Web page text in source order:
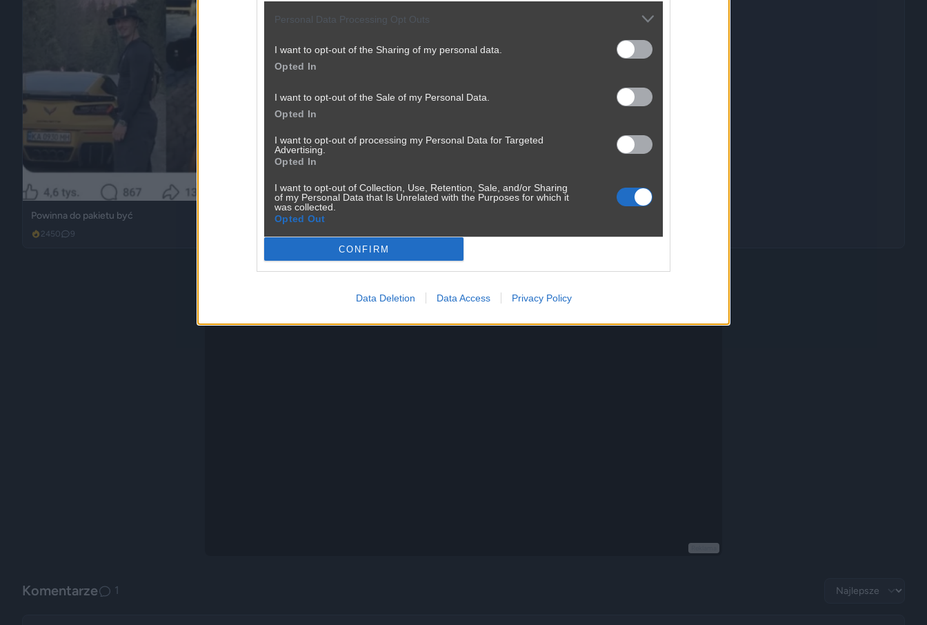
Personal Data Processing Opt Outs
I want to opt-out of the Sharing of my personal data.
Opted In
I want to opt-out of the Sale of my Personal Data.
Opted In
I want to opt-out of processing my Personal Data for Targeted
Advertising.
Opted In
I want to opt-out of Collection, Use, Retention, Sale, and/or Sharing
of my Personal Data that Is Unrelated with the Purposes for which it
was collected.
Opted Out
CONFIRM
Data Deletion Data Access Privacy Policy
Powinna do pakietu być
2450 9
Komentarze 1